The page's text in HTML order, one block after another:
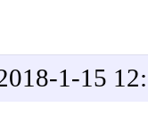
1-15